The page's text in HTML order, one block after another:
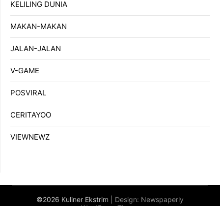
KELILING DUNIA
MAKAN-MAKAN
JALAN-JALAN
V-GAME
POSVIRAL
CERITAYOO
VIEWNEWZ
©2026 Kuliner Ekstrim | Design: Newspaperly